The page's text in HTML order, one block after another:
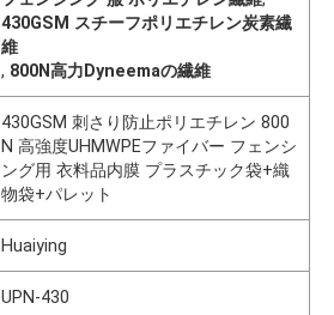
430GSM スチーフポリエチレン炭素繊
維
, 800N高力Dyneemaの繊維
430GSM 刺さり防止ポリエチレン 800
N 高強度UHMWPEファイバー フェンシ
ング用 衣料品内膜 プラスチック袋+織
物袋+パレット
Huaiying
UPN-430